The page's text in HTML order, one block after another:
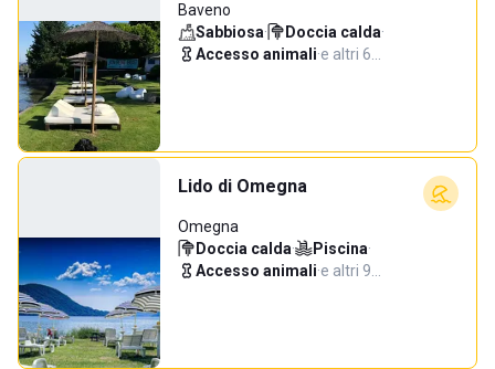
Baveno
Sabbiosa· Doccia calda·
Accesso animali·e altri 6…
Lido di Omegna
Omegna
Doccia calda· Piscina·
Accesso animali·e altri 9…